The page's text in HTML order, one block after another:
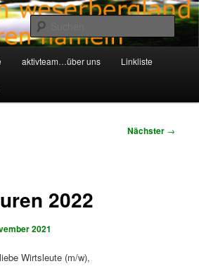
Touren-Hameln
aktivteam…über uns Linkliste
Nächster →
2022
2021
Wirtsleute (m/w),